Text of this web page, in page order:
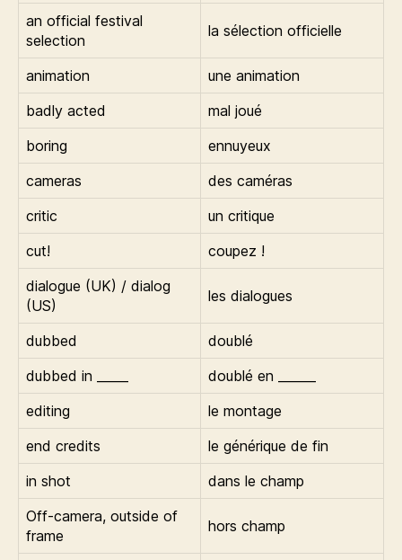
an official festival
selection
la sélection officielle
animation
une animation
badly acted
mal joué
boring
ennuyeux
cameras
des caméras
critic
un critique
cut!
coupez !
dialogue (UK) / dialog
(US)
les dialogues
dubbed
doublé
dubbed in _____
doublé en ______
editing
le montage
end credits
le générique de fin
in shot
dans le champ
Off-camera, outside of
frame
hors champ